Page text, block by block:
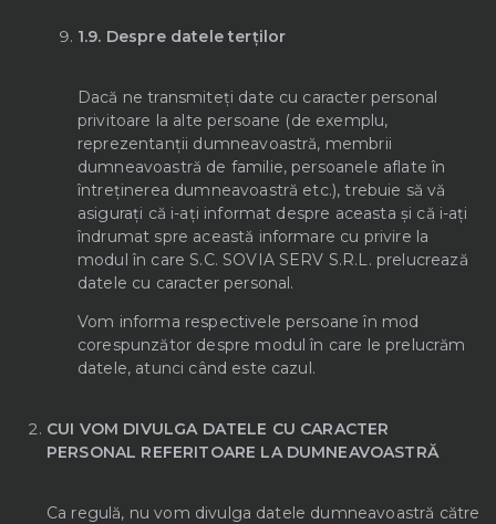
1.9. Despre datele terților
Dacă ne transmiteți date cu caracter personal
privitoare la alte persoane (de exemplu,
reprezentanții dumneavoastră, membrii
dumneavoastră de familie, persoanele aflate în
întreținerea dumneavoastră etc.), trebuie să vă
asigurați că i-ați informat despre aceasta și că i-ați
îndrumat spre această informare cu privire la
modul în care S.C. SOVIA SERV S.R.L. prelucrează
datele cu caracter personal.
Vom informa respectivele persoane în mod
corespunzător despre modul în care le prelucrăm
datele, atunci când este cazul.
CUI VOM DIVULGA DATELE CU CARACTER
PERSONAL REFERITOARE LA DUMNEAVOASTRĂ
Ca regulă, nu vom divulga datele dumneavoastră către